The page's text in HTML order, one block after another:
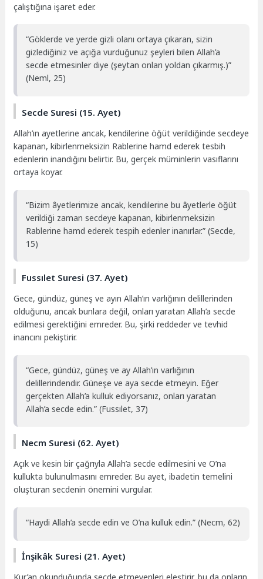
çalıştığına işaret eder.
“Göklerde ve yerde gizli olanı ortaya çıkaran, sizin
gizlediğiniz ve açığa vurduğunuz şeyleri bilen Allah’a
secde etmesinler diye (şeytan onları yoldan çıkarmış.)”
(Neml, 25)
Secde Suresi (15. Ayet)
Allah’ın ayetlerine ancak, kendilerine öğüt verildiğinde secdeye
kapanan, kibirlenmeksizin Rablerine hamd ederek tesbih
edenlerin inandığını belirtir. Bu, gerçek müminlerin vasıflarını
ortaya koyar.
“Bizim âyetlerimize ancak, kendilerine bu âyetlerle öğüt
verildiği zaman secdeye kapanan, kibirlenmeksizin
Rablerine hamd ederek tespih edenler inanırlar.” (Secde,
15)
Fussılet Suresi (37. Ayet)
Gece, gündüz, güneş ve ayın Allah’ın varlığının delillerinden
olduğunu, ancak bunlara değil, onları yaratan Allah’a secde
edilmesi gerektiğini emreder. Bu, şirki reddeder ve tevhid
inancını pekiştirir.
“Gece, gündüz, güneş ve ay Allah’ın varlığının
delillerindendir. Güneşe ve aya secde etmeyin. Eğer
gerçekten Allah’a kulluk ediyorsanız, onları yaratan
Allah’a secde edin.” (Fussılet, 37)
Necm Suresi (62. Ayet)
Açık ve kesin bir çağrıyla Allah’a secde edilmesini ve O’na
kullukta bulunulmasını emreder. Bu ayet, ibadetin temelini
oluşturan secdenin önemini vurgular.
“Haydi Allah’a secde edin ve O’na kulluk edin.” (Necm, 62)
İnşikâk Suresi (21. Ayet)